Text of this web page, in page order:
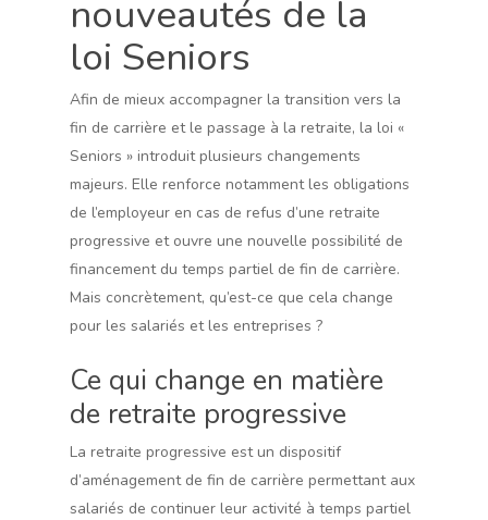
nouveautés de la
loi Seniors
Afin de mieux accompagner la transition vers la
fin de carrière et le passage à la retraite, la loi «
Seniors » introduit plusieurs changements
majeurs. Elle renforce notamment les obligations
de l’employeur en cas de refus d’une retraite
progressive et ouvre une nouvelle possibilité de
financement du temps partiel de fin de carrière.
Mais concrètement, qu’est-ce que cela change
pour les salariés et les entreprises ?
Ce qui change en matière
de retraite progressive
La retraite progressive est un dispositif
d’aménagement de fin de carrière permettant aux
salariés de continuer leur activité à temps partiel